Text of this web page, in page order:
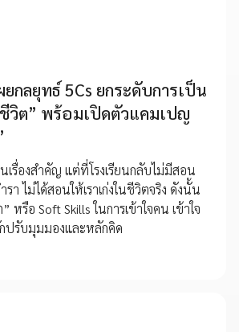
ยกลยุทธ์ 5Cs ยกระดับการเป็น
วิต” พร้อมเปิดตัวแคมเปญ
เรื่องสำคัญ แต่ที่โรงเรียนกลับไม่มีสอน
รา ไม่ได้สอนให้เราเก่งในชีวิตจริง ดังนั้น
หรือ Soft Skills ในการเข้าใจคน เข้าใจ
ปรับมุมมองและหลักคิด